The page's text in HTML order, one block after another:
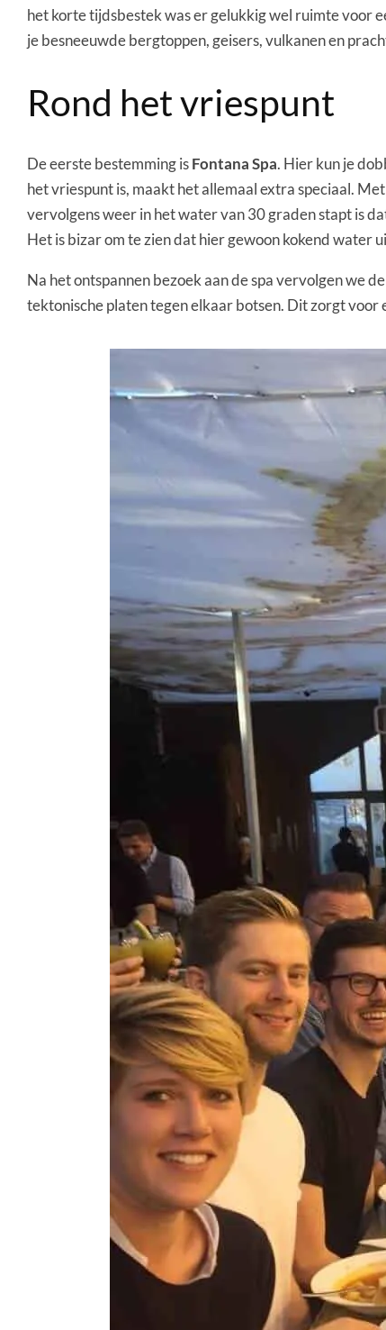
het korte tijdsbestek was er gelukkig wel ruimte voor
je besneeuwde bergtoppen, geisers, vulkanen en
Rond het vriespunt
De eerste bestemming isFontana Spa. Hier kun je
het vriespunt is, maakt het allemaal extra speciaal.
vervolgens weer in het water van 30 graden stapt is
Het is bizar om te zien dat hier gewoon kokend water
Na het ontspannen bezoek aan de spa vervolgen we
tektonische platen tegen elkaar botsen. Dit zorgt voor